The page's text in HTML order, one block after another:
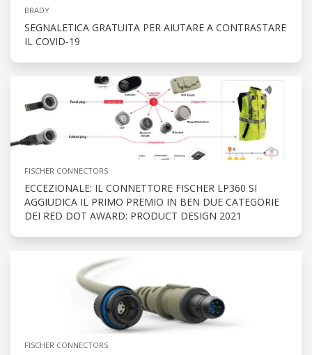
BRADY
SEGNALETICA GRATUITA PER AIUTARE A CONTRASTARE
IL COVID-19
FISCHER CONNECTORS
ECCEZIONALE: IL CONNETTORE FISCHER LP360 SI
AGGIUDICA IL PRIMO PREMIO IN BEN DUE CATEGORIE
DEI RED DOT AWARD: PRODUCT DESIGN 2021
FISCHER CONNECTORS